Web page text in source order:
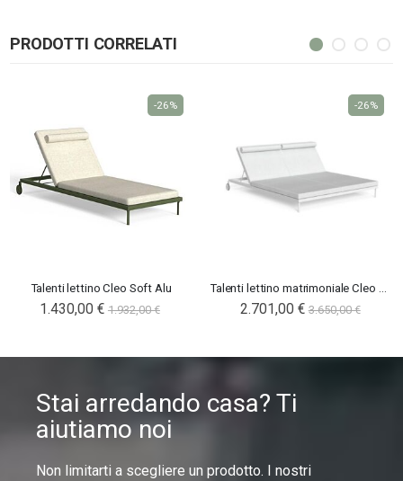
PRODOTTI CORRELATI
Talenti lettino Cleo Soft Alu
1.430,00 € 1.932,00 €
-26%
Talenti lettino matrimoniale Cleo Soft Alu
2.701,00 € 3.650,00 €
-26%
Stai arredando casa? Ti
aiutiamo noi
Non limitarti a scegliere un prodotto. I nostri